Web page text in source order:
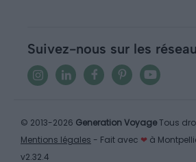
Suivez-nous sur les
© 2013-2026 Generation VoyageTous
Mentions légales - Fait avec ❤ à
v2.32.4